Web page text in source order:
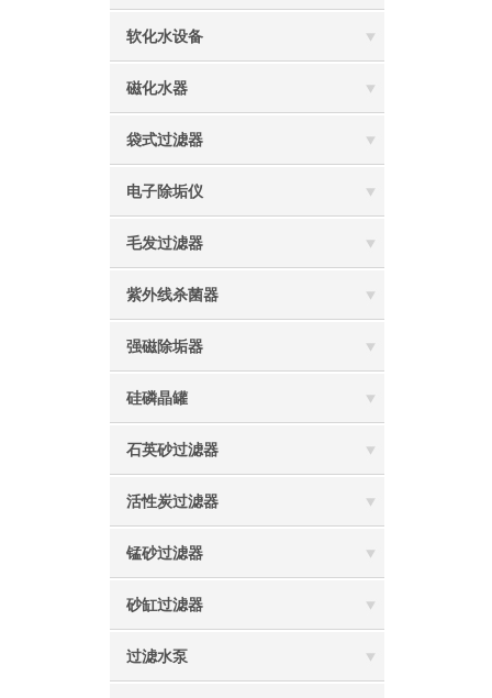
软化水设备
磁化水器
袋式过滤器
电子除垢仪
毛发过滤器
紫外线杀菌器
强磁除垢器
硅磷晶罐
石英砂过滤器
活性炭过滤器
锰砂过滤器
砂缸过滤器
过滤水泵